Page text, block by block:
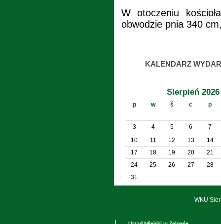
W otoczeniu
obwodzie pnia 340
KALENDARZ
Sierpień 2026
p w ś c p
3 4 5 6
7
10
11 12 13
14
17
18 19 20
21
24
25 26 27
28
31
WKU